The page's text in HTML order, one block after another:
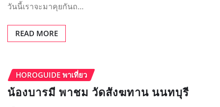
วันนี้เราจะมาคุยกันถ…
READ MORE
HOROGUIDE พาเที่ยว
น้องบารมี พาชม วัดสังฆทาน นนทบุรี